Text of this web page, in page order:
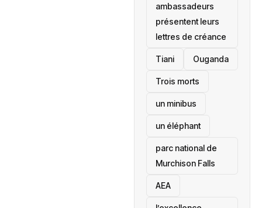
ambassadeurs
présentent leurs
lettres de créance
Tiani ‎Ouganda
Trois morts
un minibus
un éléphant
parc national de
Murchison Falls
AEA